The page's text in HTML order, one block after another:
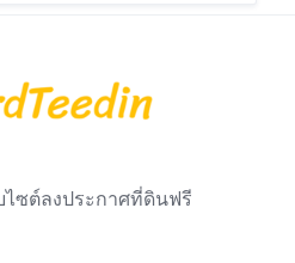
ไซต์ลงประกาศที่ดินฟรี